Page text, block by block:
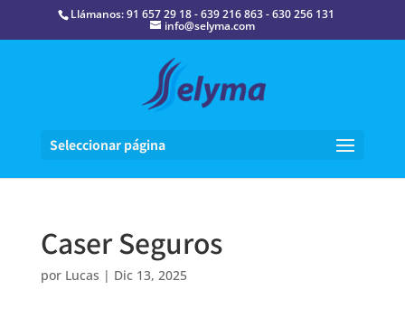
Llámanos: 91 657 29 18 - 639 216 863 - 630 256 131
info@selyma.com
Seleccionar página
Caser Seguros
por Lucas | Dic 13, 2025